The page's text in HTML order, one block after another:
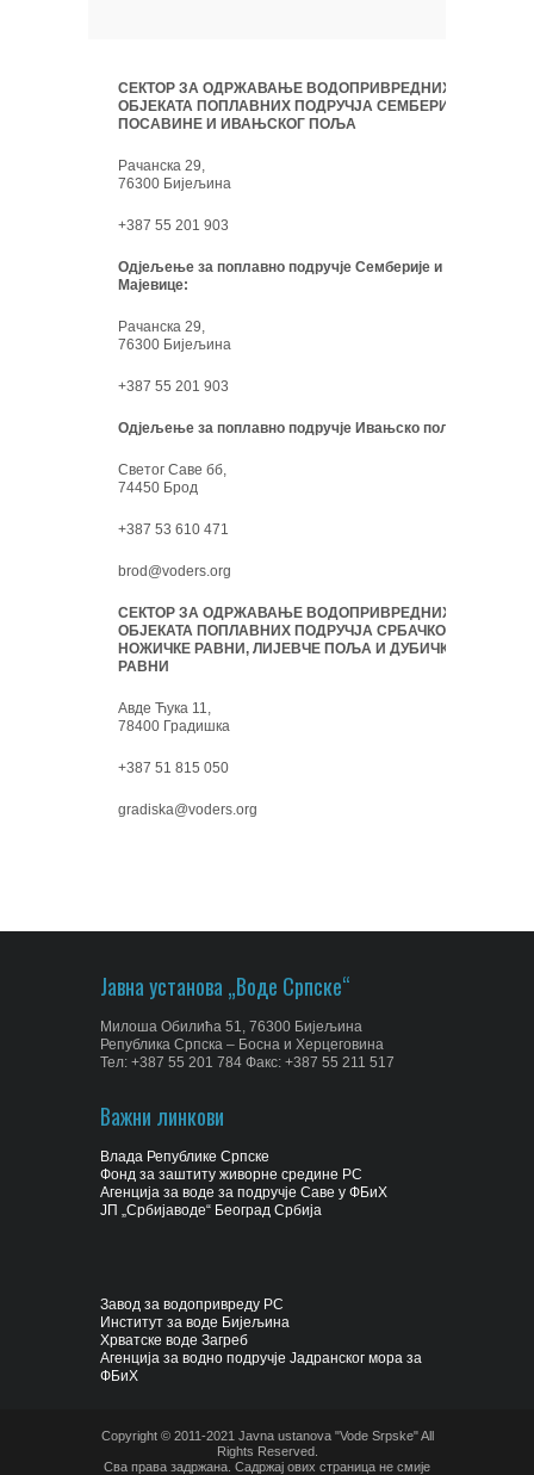
СЕКТОР ЗА ОДРЖАВАЊЕ ВОДОПРИВРЕДНИХ
ОБЈЕКАТА ПОПЛАВНИХ ПОДРУЧЈА СЕМБЕРИЈЕ,
ПОСАВИНЕ И ИВАЊСКОГ ПОЉА
Рачанска 29,
76300 Бијељина
+387 55 201 903
Одјељење за поплавно подручје Семберије и
Мајевице:
Рачанска 29,
76300 Бијељина
+387 55 201 903
Одјељење за поплавно подручје Ивањско поље:
Светог Саве бб,
74450 Брод
+387 53 610 471
brod@voders.org
СЕКТОР ЗА ОДРЖАВАЊЕ ВОДОПРИВРЕДНИХ
ОБЈЕКАТА ПОПЛАВНИХ ПОДРУЧЈА СРБАЧКО-
НОЖИЧКЕ РАВНИ, ЛИЈЕВЧЕ ПОЉА И ДУБИЧКЕ
РАВНИ
Авде Ћука 11,
78400 Градишка
+387 51 815 050
gradiska@voders.org
Јавна установа „Воде Српске“
Милоша Обилића 51, 76300 Бијељина
Република Српска – Босна и Херцеговина
Тел: +387 55 201 784 Факс: +387 55 211 517
Важни линкови
Влада Републике Српске
Фонд за заштиту живорне средине РС
Агенција за воде за подручје Саве у ФБиХ
ЈП „Србијаводе“ Београд Србија
Завод за водопривреду РС
Институт за воде Бијељина
Хрватске воде Загреб
Агенција за водно подручје Јадранског мора за
ФБиХ
Copyright © 2011-2021 Javna ustanova "Vode Srpske" All
Rights Reserved.
Сва права задржана. Садржај ових страница не смије